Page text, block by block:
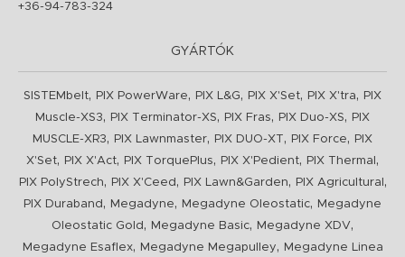
+36-94-783-324
GYÁRTÓK
SISTEMbelt, PIX PowerWare, PIX L&G, PIX X'Set, PIX X'tra,
PIX
Muscle-XS3, PIX Terminator-XS, PIX Fras, PIX Duo-XS,
PIX
MUSCLE-XR3, PIX Lawnmaster, PIX DUO-XT, PIX Force,
PIX
X'Set, PIX X'Act, PIX TorquePlus, PIX X'Pedient, PIX Thermal ,
PIX PolyStrech, PIX X'Ceed , PIX Lawn&Garden, PIX Agricultural ,
PIX Duraband , Megadyne, Megadyne Oleostatic,
Megadyne
Oleostatic Gold , Megadyne Basic, Megadyne XDV,
Megadyne Esaflex, Megadyne Megapulley,
Megadyne Linea